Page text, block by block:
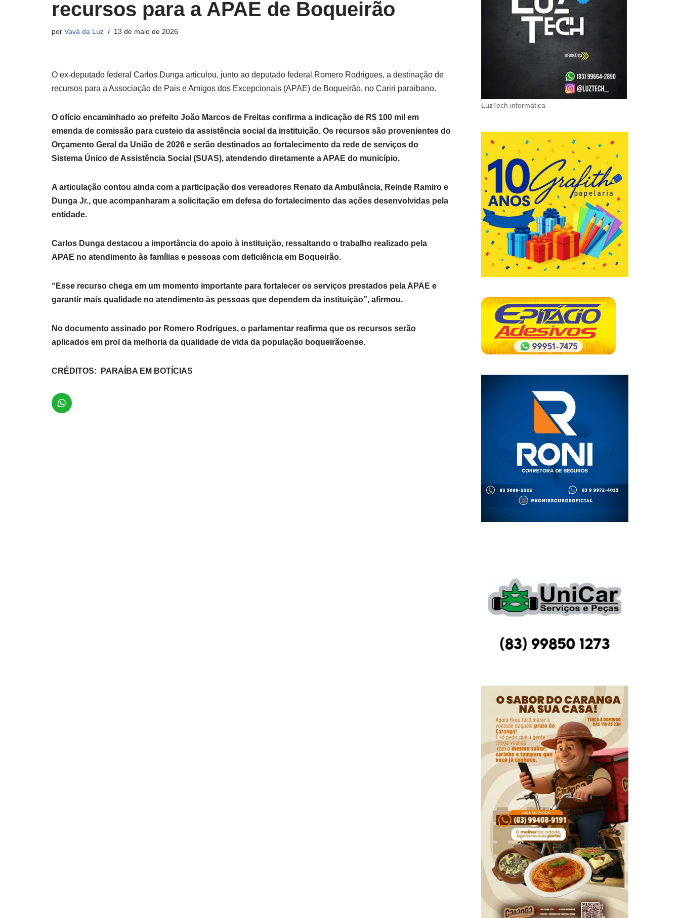
recursos para a APAE de Boqueirão
por Vavá da Luz 13 de maio de 2026
O ex-deputado federal Carlos Dunga articulou, junto ao deputado federal Romero Rodrigues, a destinação de
recursos para a Associação de Pais e Amigos dos Excepcionais (APAE) de Boqueirão, no Cariri paraibano.
O ofício encaminhado ao prefeito João Marcos de Freitas confirma a indicação de R$ 100 mil em
emenda de comissão para custeio da assistência social da instituição. Os recursos são provenientes do
Orçamento Geral da União de 2026 e serão destinados ao fortalecimento da rede de serviços do
Sistema Único de Assistência Social (SUAS), atendendo diretamente a APAE do município.
A articulação contou ainda com a participação dos vereadores Renato da Ambulância, Reinde Ramiro e
Dunga Jr., que acompanharam a solicitação em defesa do fortalecimento das ações desenvolvidas pela
entidade.
Carlos Dunga destacou a importância do apoio à instituição, ressaltando o trabalho realizado pela
APAE no atendimento às famílias e pessoas com deficiência em Boqueirão.
“Esse recurso chega em um momento importante para fortalecer os serviços prestados pela APAE e
garantir mais qualidade no atendimento às pessoas que dependem da instituição”, afirmou.
No documento assinado por Romero Rodrigues, o parlamentar reafirma que os recursos serão
aplicados em prol da melhoria da qualidade de vida da população boqueirãoense.
CRÉDITOS: PARAÍBA EM BOTÍCIAS
LuzTech informática